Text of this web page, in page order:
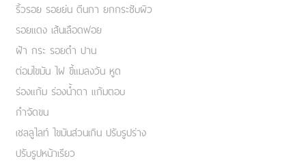
ริ้วรอย รอยย่น ตีนกา ยกกระชับผิว
รอยแดง เส้นเลือดฟอย
ฝ้า กระ รอยดำ ปาน
ต่อมไขมัน ไฝ ขี้แมลงวัน หูด
ร่องแก้ม ร่องน้ำตา แก้มตอบ
กำจัดขน
เชลลูไลท์ ไขมันส่วนเกิน ปรับรูปร่าง
ปรับรูปหน้าเรียว